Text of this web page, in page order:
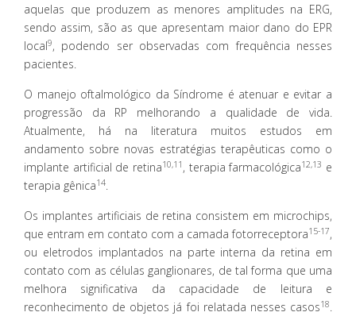
aquelas que produzem as menores amplitudes na ERG,
sendo assim, são as que apresentam maior dano do EPR
local9, podendo ser observadas com frequência nesses
pacientes.
O manejo oftalmológico da Síndrome é atenuar e evitar a
progressão da RP melhorando a qualidade de vida.
Atualmente, há na literatura muitos estudos em
andamento sobre novas estratégias terapêuticas como o
implante artificial de retina10,11 , terapia farmacológica12,13 e
terapia gênica14.
Os implantes artificiais de retina consistem em microchips,
que entram em contato com a camada fotorreceptora15-17,
ou eletrodos implantados na parte interna da retina em
contato com as células ganglionares, de tal forma que uma
melhora significativa da capacidade de leitura e
reconhecimento de objetos já foi relatada nesses casos18.